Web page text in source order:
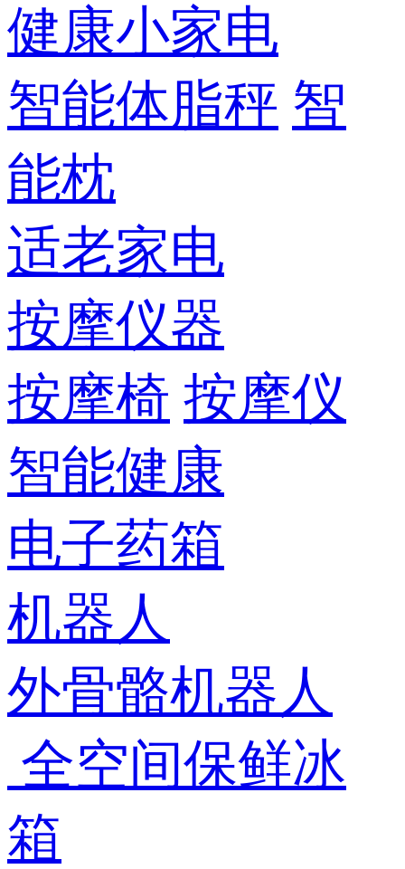
健康小家电
智能体脂秤 智
能枕
适老家电
按摩仪器
按摩椅 按摩仪
智能健康
电子药箱
机器人
外骨骼机器人
全空间保鲜冰
箱